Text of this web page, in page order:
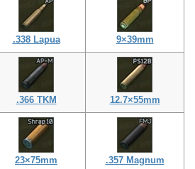
.338 Lapua 9×39mm
.366 TKM 12.7×55mm
23×75mm .357 Magnum